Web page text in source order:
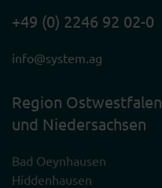
+49 (0) 2246 92 02-0
info@system.ag
Region Ostwestfalen
und Niedersachsen
Bad Oeynhausen
Hiddenhausen